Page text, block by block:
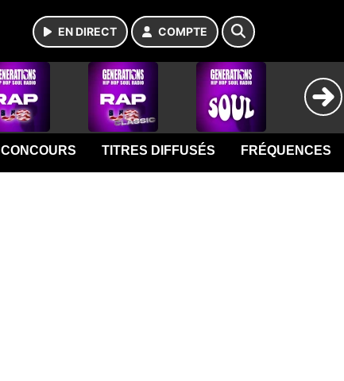
EN DIRECT COMPTE
CONCOURS TITRES DIFFUSÉS FRÉQUENCES